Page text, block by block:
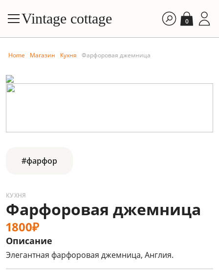
Vintage cottage 0
Home Магазин Кухня Фарфоровая джемница
#фарфор
КУХНЯ
Фарфоровая джемница
1800₽
Описание
Элегантная фарфоровая джемница, Англия.